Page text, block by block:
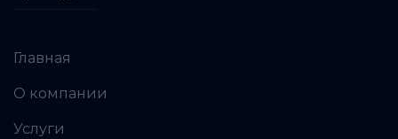
Главная
О компании
Услуги